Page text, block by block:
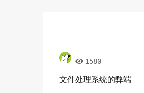
1580
文件处理系统的弊端